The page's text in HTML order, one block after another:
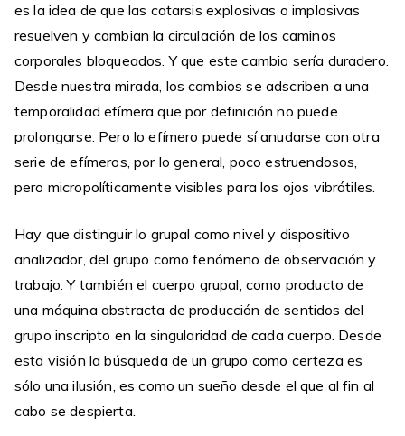
es la idea de que las catarsis explosivas o implosivas
resuelven y cambian la circulación de los caminos
corporales bloqueados. Y que este cambio sería duradero.
Desde nuestra mirada, los cambios se adscriben a una
temporalidad efímera que por definición no puede
prolongarse. Pero lo efímero puede sí anudarse con otra
serie de efímeros, por lo general, poco estruendosos,
pero micropolíticamente visibles para los ojos vibrátiles.
Hay que distinguir lo grupal como nivel y dispositivo
analizador, del grupo como fenómeno de observación y
trabajo. Y también el cuerpo grupal, como producto de
una máquina abstracta de producción de sentidos del
grupo inscripto en la singularidad de cada cuerpo. Desde
esta visión la búsqueda de un grupo como certeza es
sólo una ilusión, es como un sueño desde el que al fin al
cabo se despierta.